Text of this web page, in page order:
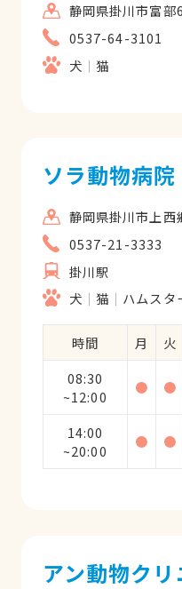
静岡県掛川市富
0537-64-3101
犬
猫
ソラ動物病院
静岡県掛川市上
0537-21-3333
掛川駅
犬
猫 ハムスタ
時間 月 火
08:30
~12:00
● ●
14:00
~20:00
● ●
アン動物クリ